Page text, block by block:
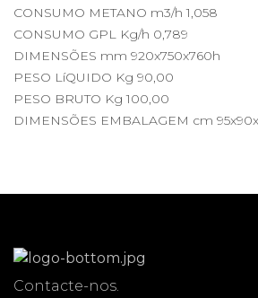
CONSUMO METANO m3/h 1,058
CONSUMO GPL Kg/h 0,789
DIMENSÕES mm 920x750x760h
PESO LíQUIDO Kg 90,00
PESO BRUTO Kg 100,00
DIMENSÕES EMBALAGEM cm
Contacte-nos.